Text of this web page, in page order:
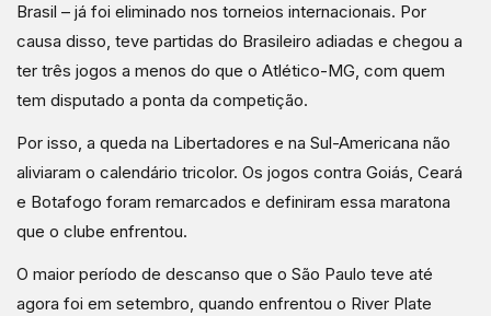
Brasil – já foi eliminado nos torneios internacionais. Por
causa disso, teve partidas do Brasileiro adiadas e chegou a
ter três jogos a menos do que o Atlético-MG, com quem
tem disputado a ponta da competição.
Por isso, a queda na Libertadores e na Sul-Americana não
aliviaram o calendário tricolor. Os jogos contra Goiás, Ceará
e Botafogo foram remarcados e definiram essa maratona
que o clube enfrentou.
O maior período de descanso que o São Paulo teve até
agora foi em setembro, quando enfrentou o River Plate